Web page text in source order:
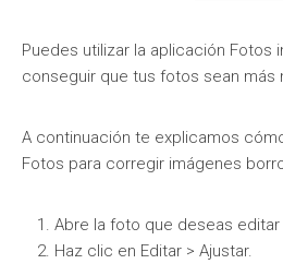
Puedes utilizar la aplicación Fotos
conseguir que tus fotos sean más
A continuación te explicamos
Fotos para corregir imágenes
Abre la foto que deseas
Haz clic en Editar > Ajustar.